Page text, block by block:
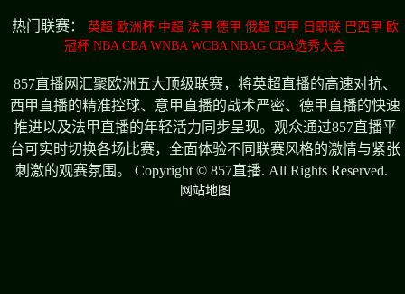
热门联赛： 英超 欧洲杯 中超 法甲 德甲 俄超 西甲 日职联 巴西甲 欧
冠杯 NBA CBA WNBA WCBA NBAG CBA选秀大会
857直播网汇聚欧洲五大顶级联赛，将英超直播的高速对抗、
西甲直播的精准控球、意甲直播的战术严密、德甲直播的快速
推进以及法甲直播的年轻活力同步呈现。观众通过857直播平
台可实时切换各场比赛，全面体验不同联赛风格的激情与紧张
刺激的观赛氛围。 Copyright © 857直播. All Rights Reserved.
网站地图